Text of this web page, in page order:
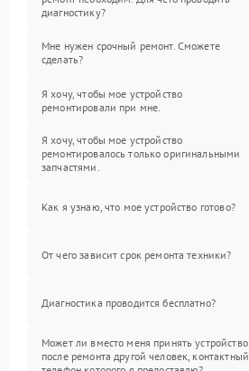
диагностику?
Мне нужен срочный ремонт. Сможете
сделать?
Я хочу, чтобы мое устройство
ремонтировали при мне.
Я хочу, чтобы мое устройство
ремонтировалось только оригинальными
запчастями.
Как я узнаю, что мое устройство готово?
От чего зависит срок ремонта техники?
Диагностика проводится бесплатно?
Может ли вместо меня принять устройство
после ремонта другой человек, контактный